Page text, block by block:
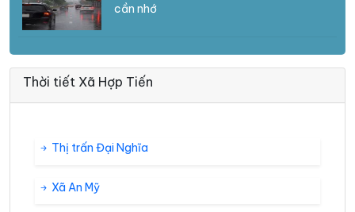
cần nhớ
Thời tiết Xã Hợp Tiến
Thị trấn Đại Nghĩa
Xã An Mỹ